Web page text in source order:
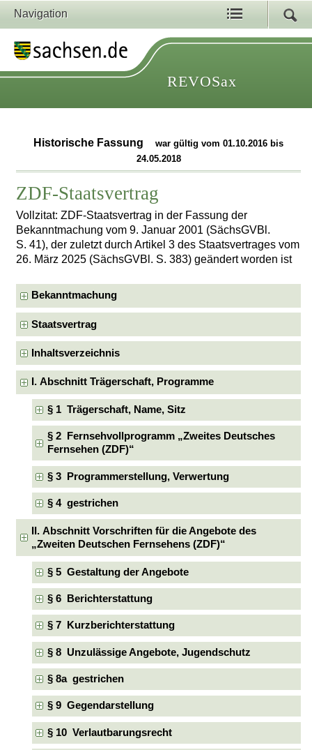
Navigation
REVOSax
Historische Fassung
war gültig vom 01.10.2016 bis
24.05.2018
ZDF-Staatsvertrag
Vollzitat: ZDF-Staatsvertrag in der Fassung der
Bekanntmachung vom 9. Januar 2001 (SächsGVBl.
S. 41), der zuletzt durch Artikel 3 des Staatsvertrages vom
26. März 2025 (SächsGVBl. S. 383) geändert worden ist
Bekanntmachung
Staatsvertrag
Inhaltsverzeichnis
I. Abschnitt Trägerschaft, Programme
§ 1 Trägerschaft, Name, Sitz
§ 2 Fernsehvollprogramm „Zweites Deutsches
Fernsehen (ZDF)“
§ 3 Programmerstellung, Verwertung
§ 4 gestrichen
II. Abschnitt Vorschriften für die Angebote des
„Zweiten Deutschen Fernsehens (ZDF)“
§ 5 Gestaltung der Angebote
§ 6 Berichterstattung
§ 7 Kurzberichterstattung
§ 8 Unzulässige Angebote, Jugendschutz
§ 8a gestrichen
§ 9 Gegendarstellung
§ 10 Verlautbarungsrecht